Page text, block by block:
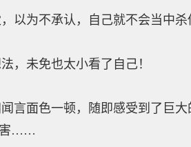
为不承认，自己就不会当中杀
未免也太小看了自己！
面色一顿，随即感受到了巨大
害……